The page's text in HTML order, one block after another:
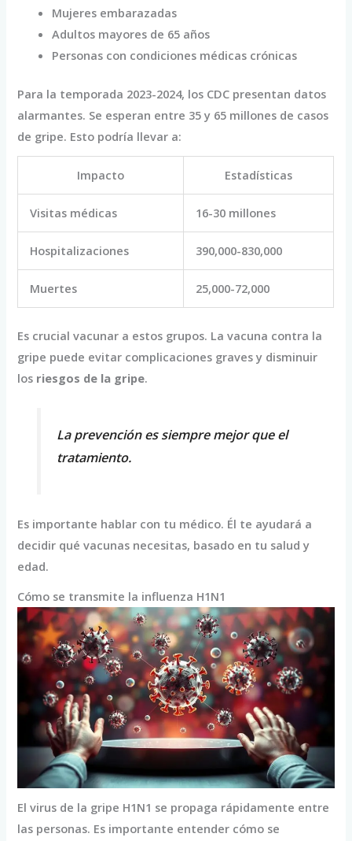
Mujeres embarazadas
Adultos mayores de 65 años
Personas con condiciones médicas crónicas
Para la temporada 2023-2024, los CDC presentan datos
alarmantes. Se esperan entre 35 y 65 millones de casos
de gripe. Esto podría llevar a:
Impacto Estadísticas
Visitas médicas 16-30 millones
Hospitalizaciones 390,000-830,000
Muertes 25,000-72,000
Es crucial vacunar a estos grupos. La vacuna contra la
gripe puede evitar complicaciones graves y disminuir
los riesgos de la gripe.
La prevención es siempre mejor que el
tratamiento.
Es importante hablar con tu médico. Él te ayudará a
decidir qué vacunas necesitas, basado en tu salud y
edad.
Cómo se transmite la influenza H1N1
El virus de la gripe H1N1 se propaga rápidamente entre
las personas. Es importante entender cómo se